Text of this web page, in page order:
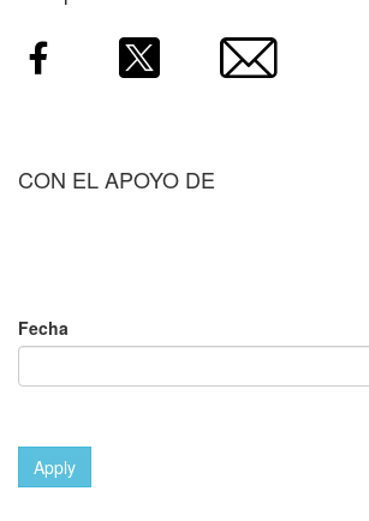
CON EL APOYO DE
Fecha
Apply